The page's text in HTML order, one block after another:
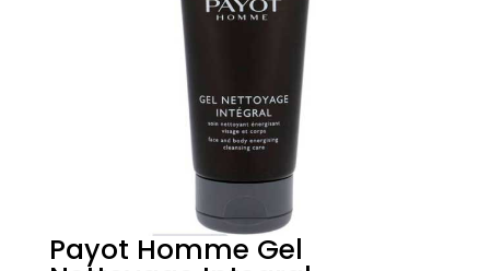
Payot Homme Gel